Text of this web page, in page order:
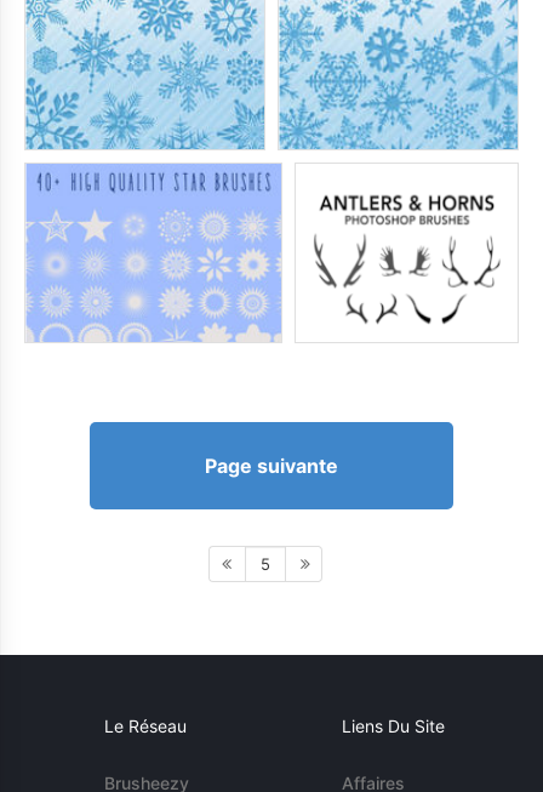
Page suivante
5
Le Réseau
Brusheezy
Liens Du Site
Affaires